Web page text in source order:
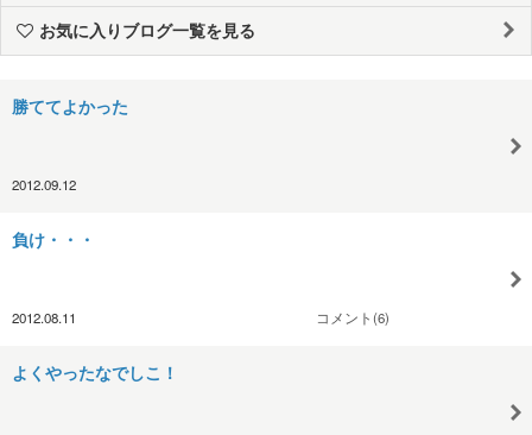
お気に入りブログ一覧を見る
勝ててよかった
2012.09.12
負け・・・
2012.08.11 コメント(6)
よくやったなでしこ！